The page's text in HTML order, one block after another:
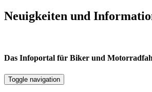
Neuigkeiten und
Das Infoportal für Biker und
Toggle navigation